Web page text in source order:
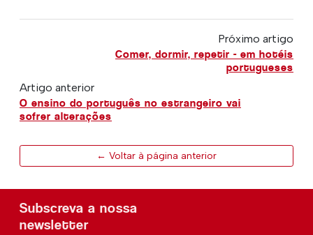
Próximo artigo
Comer, dormir, repetir - em hotéis
portugueses
Artigo anterior
O ensino do português no estrangeiro vai
sofrer alterações
← Voltar à página anterior
Subscreva a nossa
newsletter